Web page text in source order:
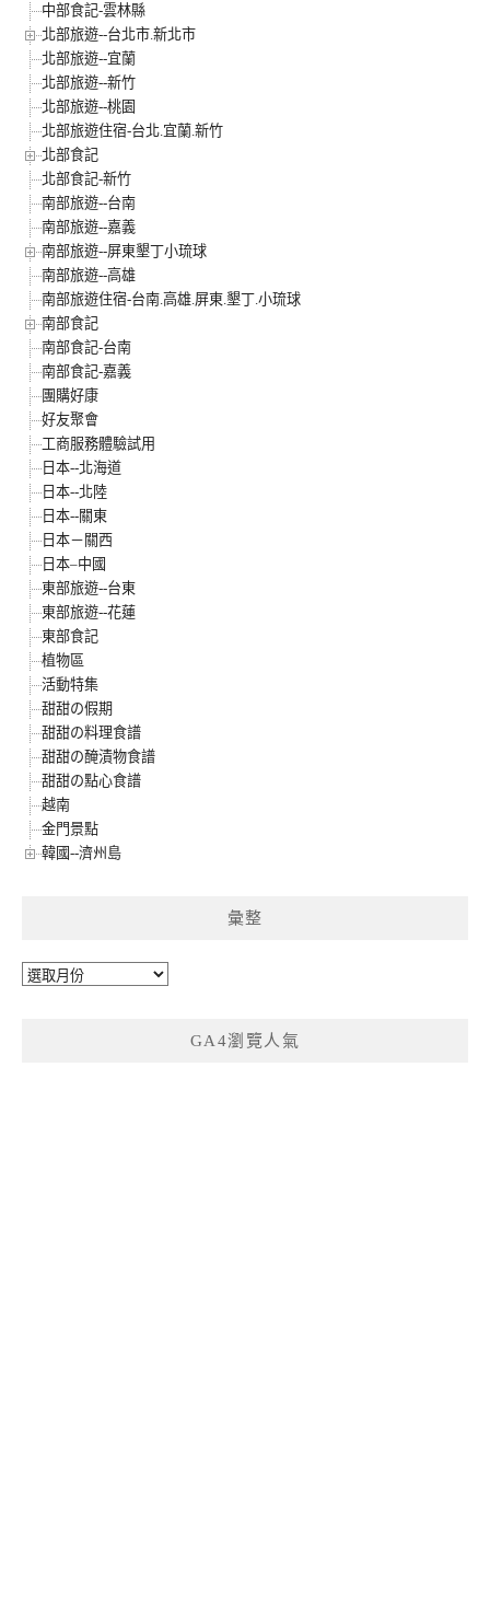
中部食記-雲林縣
北部旅遊--台北市.新北市
北部旅遊--宜蘭
北部旅遊--新竹
北部旅遊--桃園
北部旅遊住宿-台北.宜蘭.新竹
北部食記
北部食記-新竹
南部旅遊--台南
南部旅遊--嘉義
南部旅遊--屏東墾丁小琉球
南部旅遊--高雄
南部旅遊住宿-台南.高雄.屏東.墾丁.小琉球
南部食記
南部食記-台南
南部食記-嘉義
團購好康
好友聚會
工商服務體驗試用
日本--北海道
日本--北陸
日本--關東
日本－關西
日本–中國
東部旅遊--台東
東部旅遊--花蓮
東部食記
植物區
活動特集
甜甜の假期
甜甜の料理食譜
甜甜の醃漬物食譜
甜甜の點心食譜
越南
金門景點
韓國--濟州島
彙整
彙
GA4瀏覽人氣